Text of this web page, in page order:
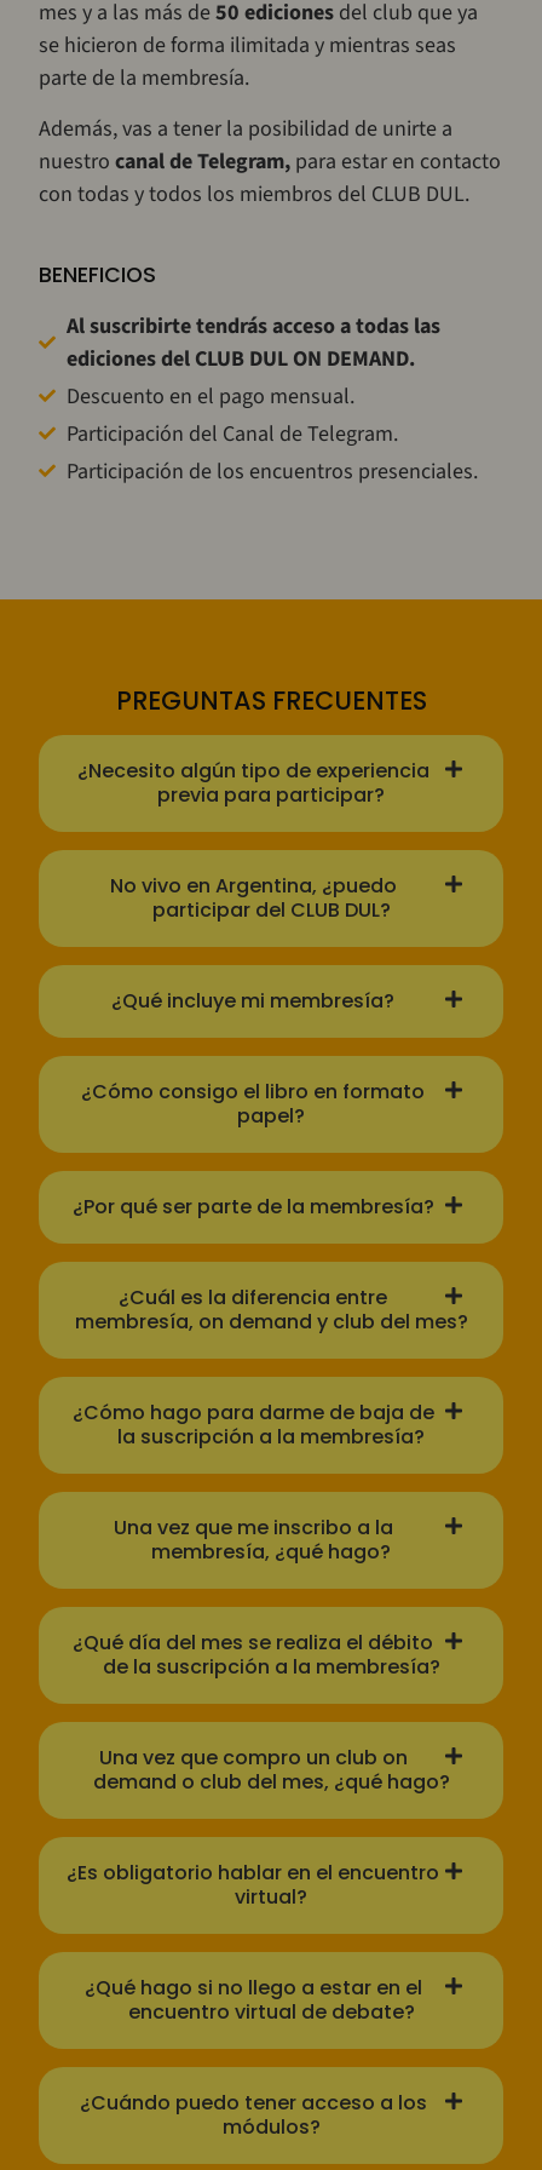
mes y a las más de50 ediciones del club que ya
se hicieron de forma ilimitada y mientras seas
parte de la membresía.
Además, vas a tener la posibilidad de unirte a
nuestrocanal de Telegram, para estar en contacto
con todas y todos los miembros del CLUB DUL.
BENEFICIOS
Al suscribirte tendrás acceso a todas las
ediciones del CLUB DUL ON DEMAND.
Descuento en el pago mensual.
Participación del Canal de Telegram.
Participación de los encuentros presenciales.
PREGUNTAS FRECUENTES
¿Necesito algún tipo de experiencia
previa para participar?
No vivo en Argentina, ¿puedo
participar del CLUB DUL?
¿Qué incluye mi membresía?
¿Cómo consigo el libro en formato
papel?
¿Por qué ser parte de la membresía?
¿Cuál es la diferencia entre
membresía, on demand y club del mes?
¿Cómo hago para darme de baja de
la suscripción a la membresía?
Una vez que me inscribo a la
membresía, ¿qué hago?
¿Qué día del mes se realiza el débito
de la suscripción a la membresía?
Una vez que compro un club on
demand o club del mes, ¿qué hago?
¿Es obligatorio hablar en el encuentro
virtual?
¿Qué hago si no llego a estar en el
encuentro virtual de debate?
¿Cuándo puedo tener acceso a los
módulos?